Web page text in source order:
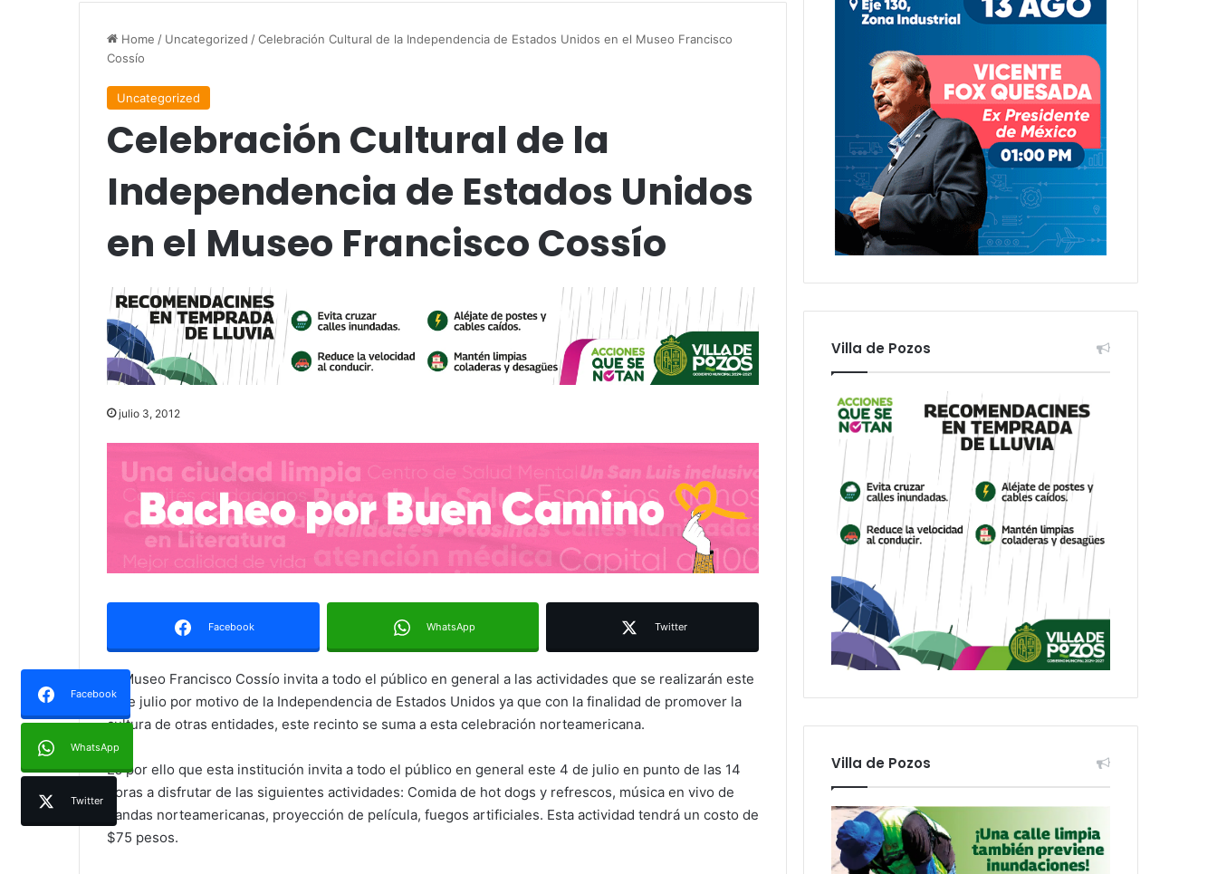
Home / Uncategorized /Celebración Cultural de la Independencia de Estados Unidos en el Museo Francisco
Cossío
Uncategorized
Celebración Cultural de la
Independencia de Estados Unidos
en el Museo Francisco Cossío
julio 3, 2012
Facebook WhatsApp Twitter
Facebook
WhatsApp
Twitter
El Museo Francisco Cossío invita a todo el público en general a las actividades que se realizarán este
4 de julio por motivo de la Independencia de Estados Unidos ya que con la finalidad de promover la
cultura de otras entidades, este recinto se suma a esta celebración norteamericana.
Es por ello que esta institución invita a todo el público en general este 4 de julio en punto de las 14
horas a disfrutar de las siguientes actividades: Comida de hot dogs y refrescos, música en vivo de
bandas norteamericanas, proyección de película, fuegos artificiales. Esta actividad tendrá un costo de
$75 pesos.
Villa de Pozos
Villa de Pozos